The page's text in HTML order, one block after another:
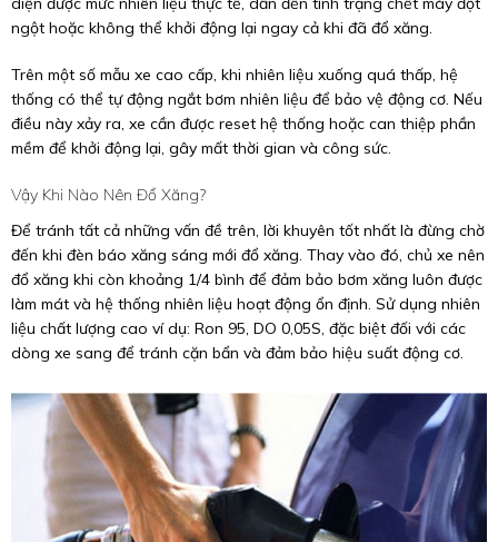
ngột hoặc không thể khởi động lại ngay cả khi đã đổ xăng.
Trên một số mẫu xe cao cấp, khi nhiên liệu xuống quá thấp, hệ
thống có thể tự động ngắt bơm nhiên liệu để bảo vệ động cơ. Nếu
điều này xảy ra, xe cần được reset hệ thống hoặc can thiệp phần
mềm để khởi động lại, gây mất thời gian và công sức.
Vậy Khi Nào Nên Đổ Xăng?
Để tránh tất cả những vấn đề trên, lời khuyên tốt nhất là đừng chờ
đến khi đèn báo xăng sáng mới đổ xăng. Thay vào đó, chủ xe nên
đổ xăng khi còn khoảng 1/4 bình để đảm bảo bơm xăng luôn được
làm mát và hệ thống nhiên liệu hoạt động ổn định. Sử dụng nhiên
liệu chất lượng cao ví dụ: Ron 95, DO 0,05S, đặc biệt đối với các
dòng xe sang để tránh cặn bẩn và đảm bảo hiệu suất động cơ.